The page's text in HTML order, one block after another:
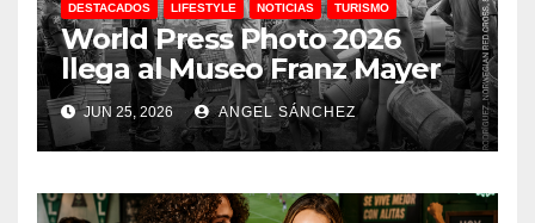
DESTACADOS LIFESTYLE NOTICIAS TURISMO
World Press Photo 2026
llega al Museo Franz Mayer
JUN 25, 2026 ANGEL SÁNCHEZ